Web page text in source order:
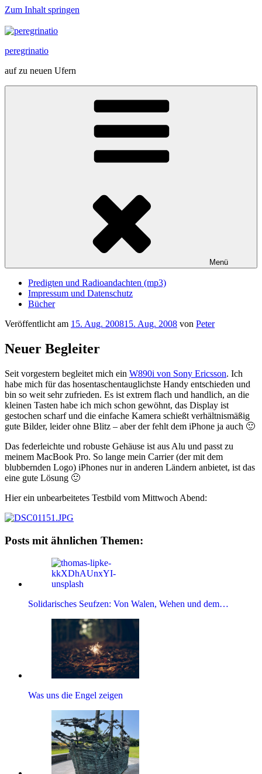
Zum Inhalt springen
peregrinatio
auf zu neuen Ufern
Menü
Predigten und Radioandachten (mp3)
Impressum und Datenschutz
Bücher
Veröffentlicht am 15. Aug. 200815. Aug. 2008 von Peter
Neuer Begleiter
Seit vorgestern begleitet mich ein W890i von Sony Ericsson. Ich
habe mich für das hosentaschentauglichste Handy entschieden und
bin so weit sehr zufrieden. Es ist extrem flach und handlich, an die
kleinen Tasten habe ich mich schon gewöhnt, das Display ist
gestochen scharf und die einfache Kamera schießt verhältnismäßig
gute Bilder, leider ohne Blitz – aber der fehlt dem iPhone ja auch 🙂
Das federleichte und robuste Gehäuse ist aus Alu und passt zu
meinem MacBook Pro. So lange mein Carrier (der mit dem
blubbernden Logo) iPhones nur in anderen Ländern anbietet, ist das
eine gute Lösung 🙂
Hier ein unbearbeitetes Testbild vom Mittwoch Abend:
Posts mit ähnlichen Themen:
Solidarisches Seufzen: Von Walen, Wehen und dem…
Was uns die Engel zeigen